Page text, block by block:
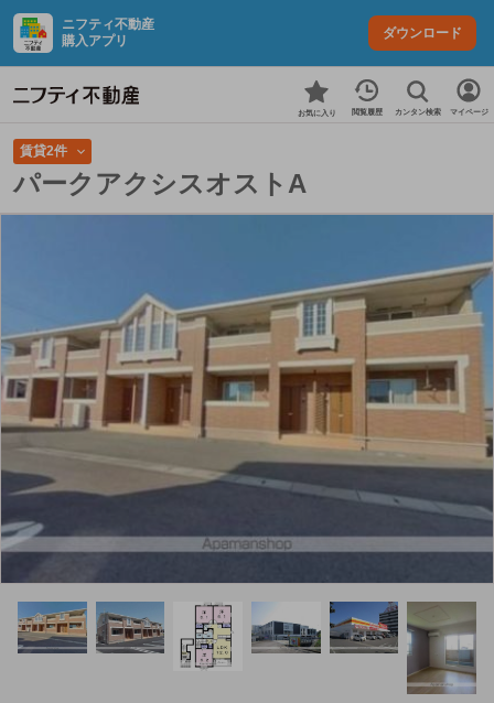
ニフティ不動産
購入アプリ
ダウンロード
お気に入り 閲覧履歴 カンタン検索 マイページ
賃貸2件
パークアクシスオストA